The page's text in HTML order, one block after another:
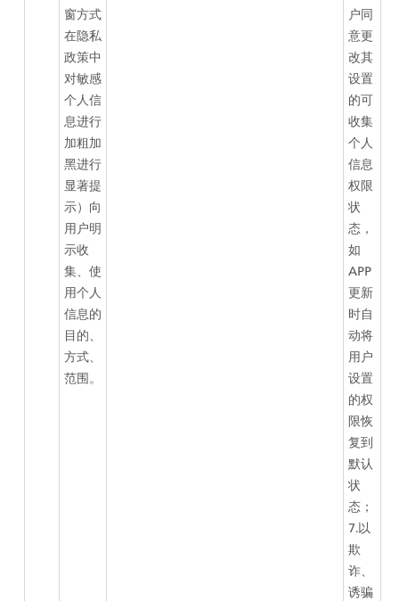
窗方式
在隐私
政策中
对敏感
个人信
息进行
加粗加
黑进行
显著提
示）向
用户明
示收
集、使
用个人
信息的
目的、
方式、
范围。
户同
意更
改其
设置
的可
收集
个人
信息
权限
状
态，
如
APP
更新
时自
动将
用户
设置
的权
限恢
复到
默认
状
态；
7.以
欺
诈、
诱骗